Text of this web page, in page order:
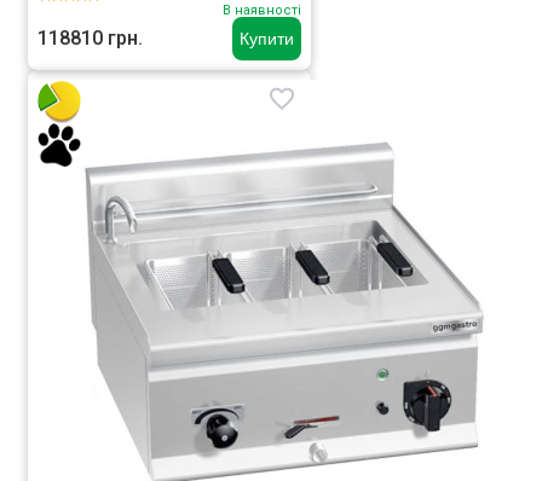
Купити
В наявності
118810 грн.